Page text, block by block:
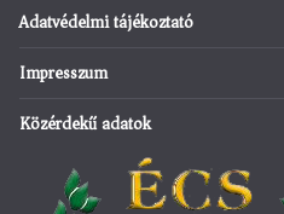
Adatvédelmi tájékoztató
Impresszum
Közérdekű adatok